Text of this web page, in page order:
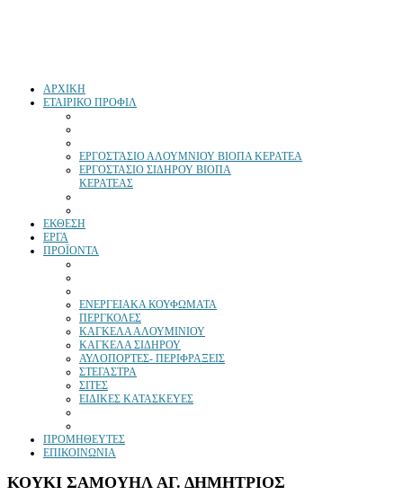
ΑΡΧΙΚΗ
ΕΤΑΙΡΙΚΟ ΠΡΟΦΙΛ
ΕΡΓΟΣΤΆΣΙΟ ΑΛΟΥΜΝΙΟΥ ΒΙΟΠΑ ΚΕΡΑΤΕΑ
ΕΡΓΟΣΤΑΣΙΟ ΣΙΔΗΡΟΥ ΒΙΟΠΑ
ΚΕΡΑΤΕΑΣ
ΕΚΘΕΣΗ
ΕΡΓΑ
ΠΡΟΪΟΝΤΑ
ΕΝΕΡΓΕΙΑΚΑ ΚΟΥΦΩΜΑΤΑ
ΠΕΡΓΚΟΛΕΣ
ΚΑΓΚΕΛΑ ΑΛΟΥΜΙΝΙΟΥ
ΚΑΓΚΕΛΑ ΣΙΔΗΡΟΥ
ΑΥΛΟΠΟΡΤΕΣ- ΠΕΡΙΦΡΑΞΕΙΣ
ΣΤΕΓΑΣΤΡΑ
ΣΙΤΕΣ
ΕΙΔΙΚΕΣ ΚΑΤΑΣΚΕΥΕΣ
ΠΡΟΜΗΘΕΥΤΕΣ
ΕΠΙΚΟΙΝΩΝΙΑ
ΚΟΥΚΙ ΣΑΜΟΥΗΛ ΑΓ. ΔΗΜΗΤΡΙΟΣ